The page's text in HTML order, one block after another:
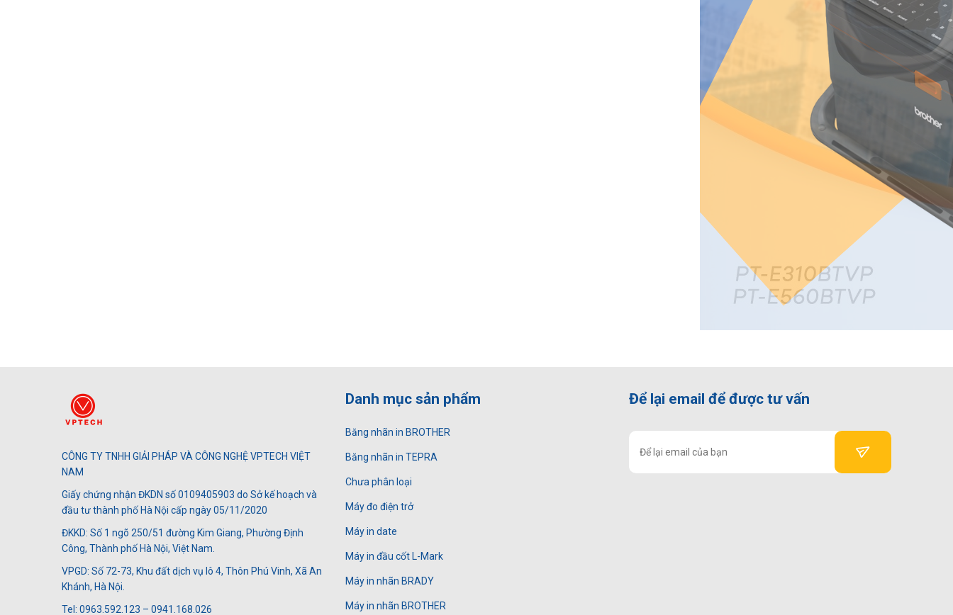
CÔNG TY TNHH GIẢI PHÁP VÀ CÔNG NGHỆ VPTECH VIỆT
NAM
Giấy chứng nhận ĐKDN số 0109405903 do Sở kế hoạch và
đầu tư thành phố Hà Nội cấp ngày 05/11/2020
ĐKKD: Số 1 ngõ 250/51 đường Kim Giang, Phường Định
Công, Thành phố Hà Nội, Việt Nam.
VPGD: Số 72-73, Khu đất dịch vụ lô 4, Thôn Phú Vinh, Xã An
Khánh, Hà Nội.
Tel: 0963.592.123 – 0941.168.026
Danh mục sản phẩm
Băng nhãn in BROTHER
Băng nhãn in TEPRA
Chưa phân loại
Máy đo điện trở
Máy in date
Máy in đầu cốt L-Mark
Máy in nhãn BRADY
Máy in nhãn BROTHER
Để lại email để được tư vấn